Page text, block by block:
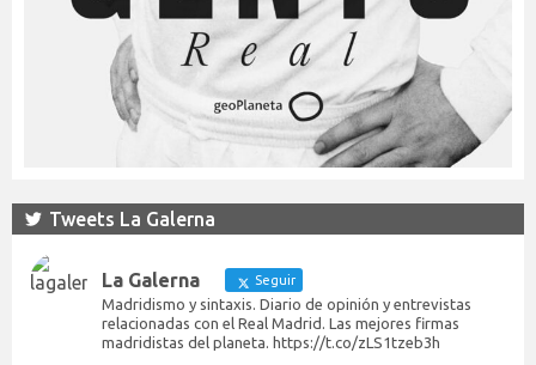
Tweets La Galerna
La Galerna Seguir
Madridismo y sintaxis. Diario de opinión y entrevistas
relacionadas con el Real Madrid. Las mejores firmas
madridistas del planeta. https://t.co/zLS1tzeb3h